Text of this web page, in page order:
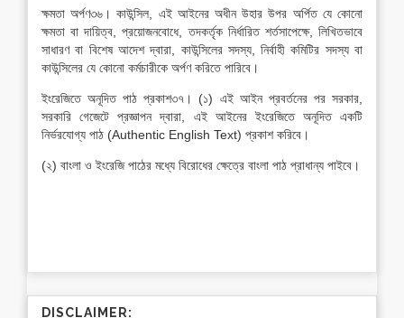
ক্ষমতা অর্পণ৩৬। কাউন্সিল, এই আইনের অধীন উহার উপর অর্পিত যে কোনো
ক্ষমতা বা দায়িত্ব, প্রয়োজনবোধে, তদকর্তৃক নির্ধারিত শর্তসাপেক্ষে, লিখিতভাবে
সাধারণ বা বিশেষ আদেশ দ্বারা, কাউন্সিলের সদস্য, নির্বাহী কমিটির সদস্য বা
কাউন্সিলের যে কোনো কর্মচারীকে অর্পণ করিতে পারিবে।
ইংরেজিতে অনূদিত পাঠ প্রকাশ৩৭। (১) এই আইন প্রবর্তনের পর সরকার,
সরকারি গেজেটে প্রজ্ঞাপন দ্বারা, এই আইনের ইংরেজিতে অনূদিত একটি
নির্ভরযোগ্য পাঠ (Authentic English Text) প্রকাশ করিবে।
(২) বাংলা ও ইংরেজি পাঠের মধ্যে বিরোধের ক্ষেত্রে বাংলা পাঠ প্রাধান্য পাইবে।
DISCLAIMER: